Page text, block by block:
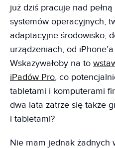
już dziś pracuje nad
systemów operacyjnych,
adaptacyjne środowisko,
urządzeniach, od
Wskazywałoby na to
iPadów Pro, co
tabletami i komputerami
dwa lata zatrze się także
i tabletami?
Nie mam jednak żadnych